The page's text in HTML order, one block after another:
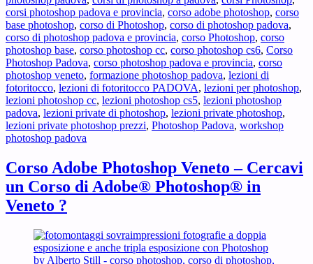
a
Padova
?
corsi photoshop padova e provincia, corso adobe photoshop, corso
base photoshop, corso di Photoshop, corso di photoshop padova,
corso di photoshop padova e provincia, corso Photoshop, corso
photoshop base, corso photoshop cc, corso photoshop cs6, Corso
Photoshop Padova, corso photoshop padova e provincia, corso
photoshop veneto, formazione photoshop padova, lezioni di
fotoritocco, lezioni di fotoritocco PADOVA, lezioni per photoshop,
lezioni photoshop cc, lezioni photoshop cs5, lezioni photoshop
padova, lezioni private di photoshop, lezioni private photoshop,
lezioni private photoshop prezzi, Photoshop Padova, workshop
photoshop padova
Corso Adobe Photoshop Veneto – Cercavi
un Corso di Adobe® Photoshop® in
Veneto ?